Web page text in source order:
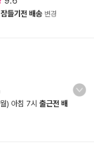
잠들기전 배송 변경
) 아침 7시 출근전 배